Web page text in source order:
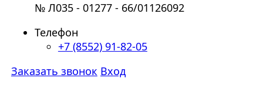
№ Л035 - 01277 - 66/01126092
Телефон
+7 (8552) 91-82-05
Заказать звонок Вход